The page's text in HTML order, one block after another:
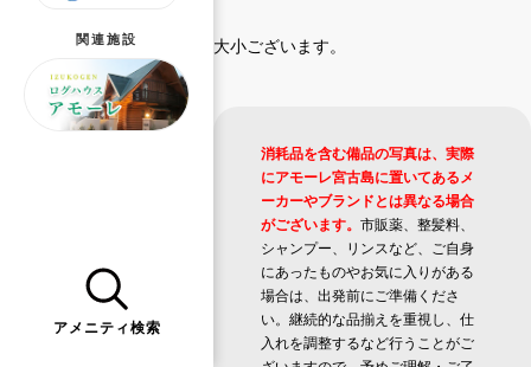
関連施設
アメニティ検索
大小ございます。
消耗品を含む備品の写真は、実際
にアモーレ宮古島に置いてあるメ
ーカーやブランドとは異なる場合
がございます。 市販薬、整髪料、
シャンプー、リンスなど、ご自身
にあったものやお気に入りがある
場合は、出発前にご準備くださ
い。継続的な品揃えを重視し、仕
入れを調整するなど行うことがご